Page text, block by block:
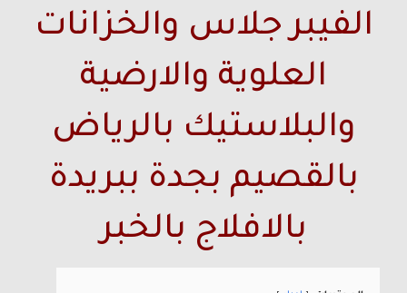
الفيبر جلاس والخزانات
العلوية والارضية
والبلاستيك بالرياض
بالقصيم بجدة ببريدة
بالافلاج بالخبر